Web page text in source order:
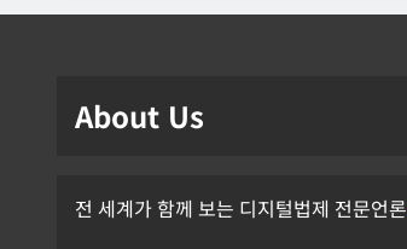
About Us
전 세계가 함께 보는 디지털법제 전문언론